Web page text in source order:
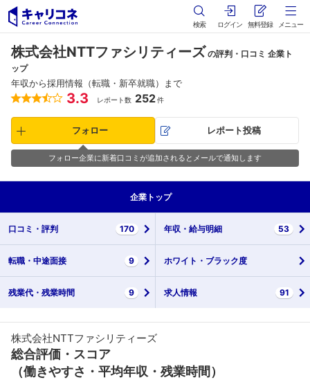
検索 ログイン 無料登録 メニュー
株式会社NTTファシリティーズ の評判・口コミ 企業ト
ップ
年収から採用情報（転職・新卒就職）まで
3.3 レポート数 252件
フォロー レポート投稿
フォロー企業に新着口コミが追加されるとメールで通知します
企業 トップ
口コミ・ 評判 170 年収・ 給与明細 53
転職・ 中途面接 9 ホワイト・ ブラック度
残業代・ 残業時間 9 求人情報 91
株式会社NTTファシリティーズ
総合評価・スコア
（働きやすさ・平均年収・残業時間）